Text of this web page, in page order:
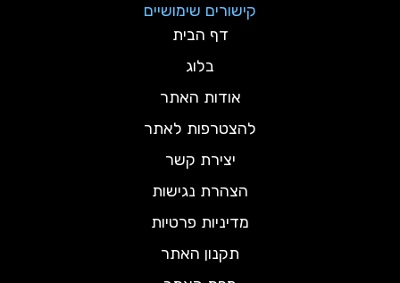
קישורים שימושיים
דף הבית
בלוג
אודות האתר
להצטרפות לאתר
יצירת קשר
הצהרת נגישות
מדיניות פרטיות
תקנון האתר